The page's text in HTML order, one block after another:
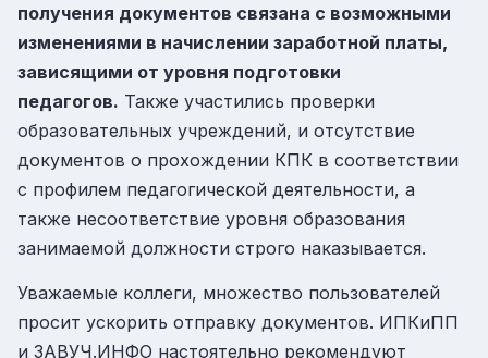
получения документов связана с возможными
изменениями в начислении заработной платы,
зависящими от уровня подготовки
педагогов. Также участились проверки
образовательных учреждений, и отсутствие
документов о прохождении КПК в соответствии
с профилем педагогической деятельности, а
также несоответствие уровня образования
занимаемой должности строго наказывается.
Уважаемые коллеги, множество пользователей
просит ускорить отправку документов. ИПКиПП
и ЗАВУЧ.ИНФО настоятельно рекомендуют